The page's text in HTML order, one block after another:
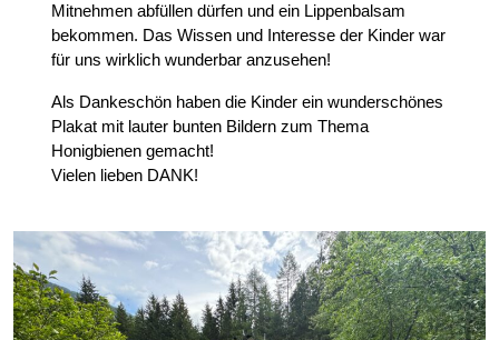
Mitnehmen abfüllen dürfen und ein Lippenbalsam
bekommen. Das Wissen und Interesse der Kinder war
für uns wirklich wunderbar anzusehen!
Als Dankeschön haben die Kinder ein wunderschönes
Plakat mit lauter bunten Bildern zum Thema
Honigbienen gemacht!
Vielen lieben DANK!